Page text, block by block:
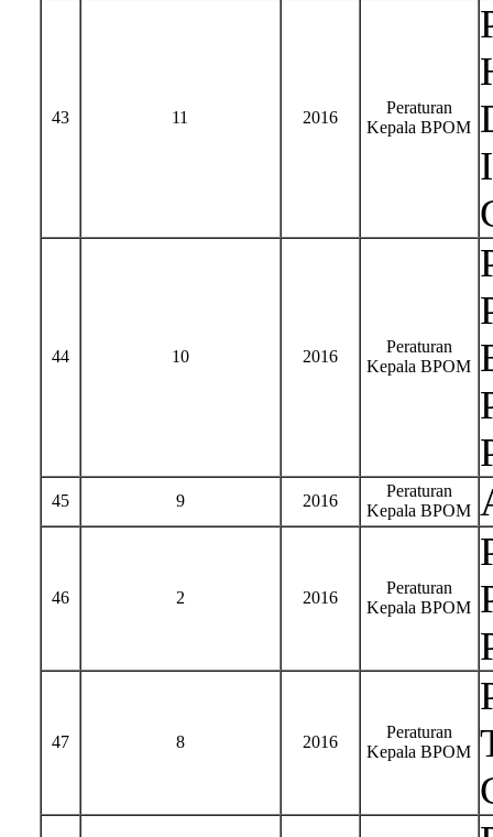
43 11 2016
Peraturan
Kepala BPOM
44 10 2016
Peraturan
Kepala BPOM
45 9 2016
Peraturan
Kepala BPOM
46 2 2016
Peraturan
Kepala BPOM
47 8 2016
Peraturan
Kepala BPOM